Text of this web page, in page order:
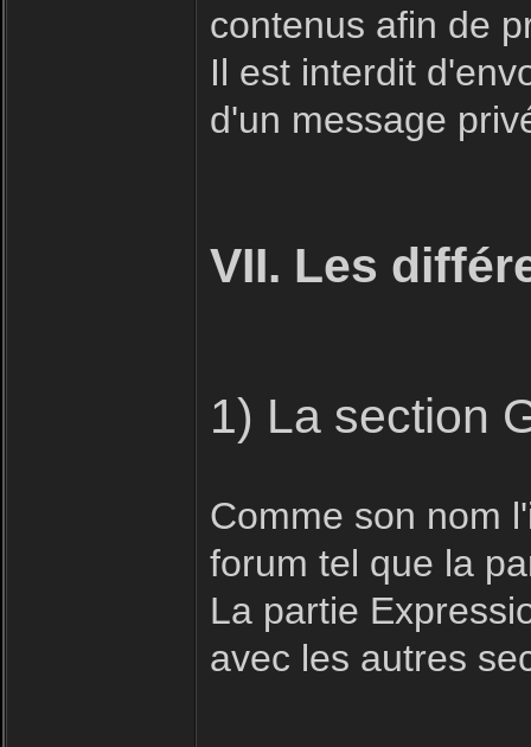
contenus afin de
Il est interdit
d'un message
VII. Les
1) La section
Comme son nom
forum tel que la
La partie
avec les autres